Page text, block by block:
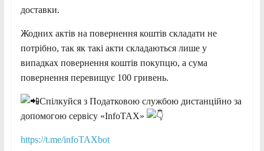
доставки.
Жодних актів на повернення коштів складати не
потрібно, так як такі акти складаються лише у
випадках повернення коштів покупцю, а сума
повернення перевищує 100 гривень.
Спілкуйся з Податковою службою дистанційно за
допомогою сервісу «InfoTAX»
https://t.me/infoTAXbot